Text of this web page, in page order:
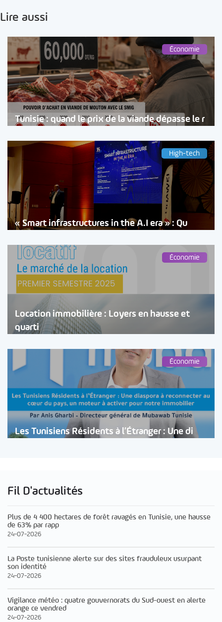
Lire aussi
Économie
Tunisie : quand le prix de la viande dépasse le r
High-tech
« Smart infrastructures in the A.I era » : Qu
Économie
Location immobilière : Loyers en hausse et
quarti
Économie
Les Tunisiens Résidents à l’Étranger : Une di
Fil D'actualités
Plus de 4 400 hectares de forêt ravagés en Tunisie, une hausse
de 63% par rapp
24-07-2026
La Poste tunisienne alerte sur des sites frauduleux usurpant
son identité
24-07-2026
Vigilance météo : quatre gouvernorats du Sud-ouest en alerte
orange ce vendred
24-07-2026